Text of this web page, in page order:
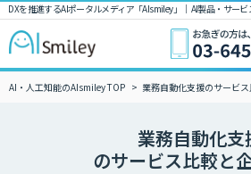
DXを推進するAIポータルメディア「AIsmiley」｜ AI製品・サー
AI・人工知能のAIsmiley TOP 業務自動化支援のサービ
業務自動化支
のサービス比較と